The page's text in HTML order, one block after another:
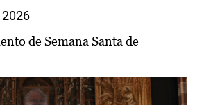
de Semana Santa de